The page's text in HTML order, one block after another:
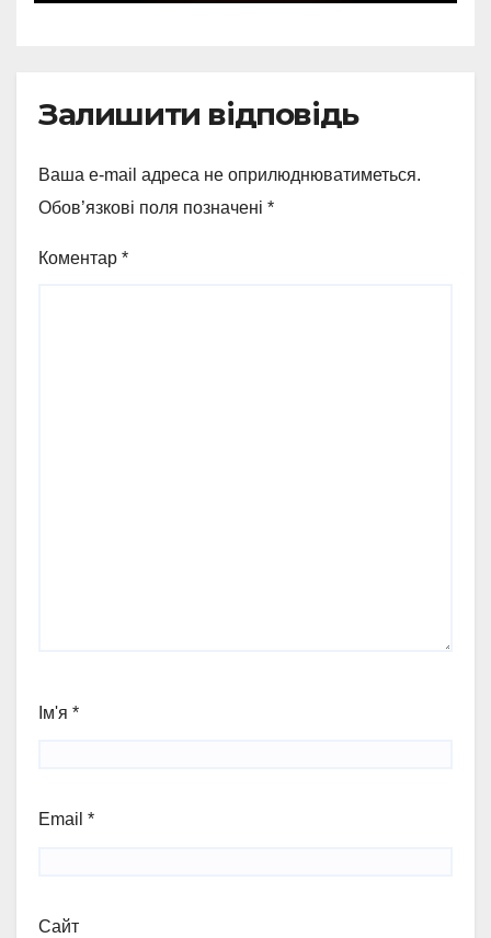
Залишити відповідь
Ваша e-mail адреса не оприлюднюватиметься.
Обов’язкові поля позначені *
Коментар *
Ім'я *
Email *
Сайт